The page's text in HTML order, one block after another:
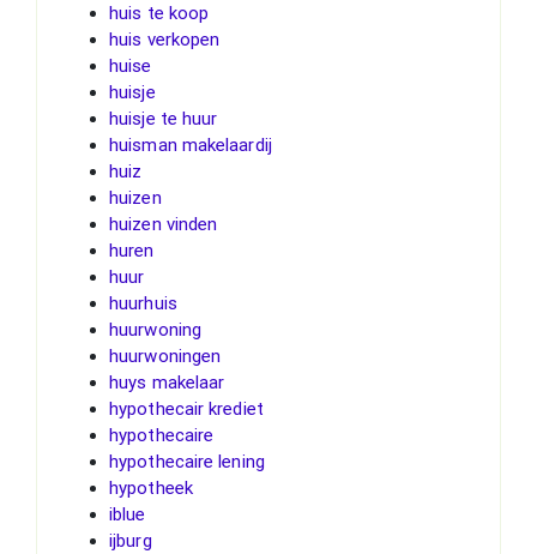
huis te koop
huis verkopen
huise
huisje
huisje te huur
huisman makelaardij
huiz
huizen
huizen vinden
huren
huur
huurhuis
huurwoning
huurwoningen
huys makelaar
hypothecair krediet
hypothecaire
hypothecaire lening
hypotheek
iblue
ijburg